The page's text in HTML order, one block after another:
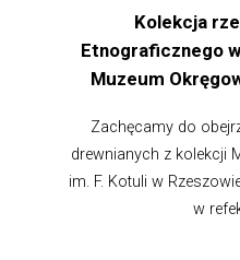
Kolekcja
Etnograficznego
Muzeum
Zachęcamy do
drewnianych z kolekcji
im. F. Kotuli w
w